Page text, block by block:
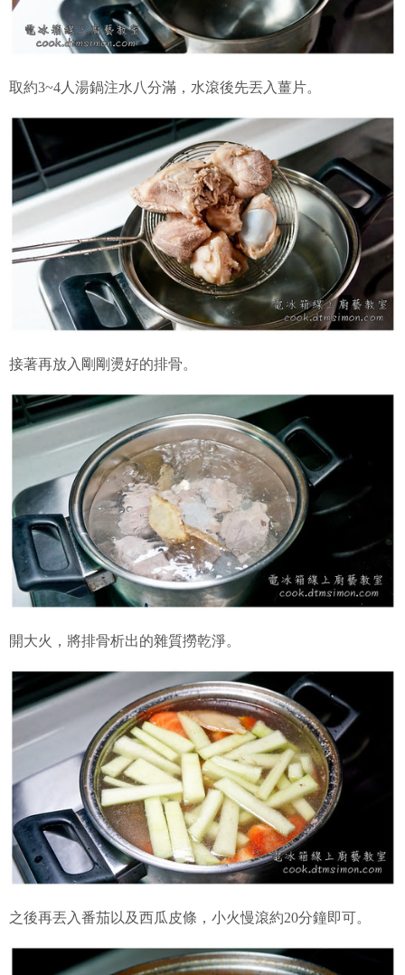
取約3~4人湯鍋注水八分滿，水滾後先丟入薑片。
接著再放入剛剛燙好的排骨。
開大火，將排骨析出的雜質撈乾淨。
之後再丟入番茄以及西瓜皮條，小火慢滾約20分鐘即可。